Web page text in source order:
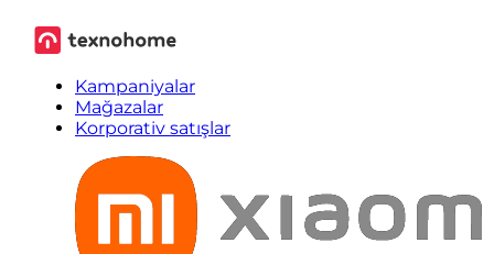
Kampaniyalar
Mağazalar
Korporativ satışlar